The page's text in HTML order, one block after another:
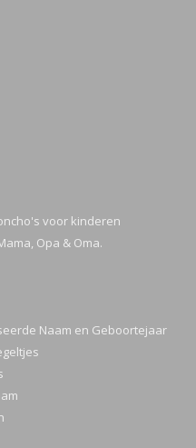
voor kinderen
Opa & Oma.
Naam en Geboortejaar